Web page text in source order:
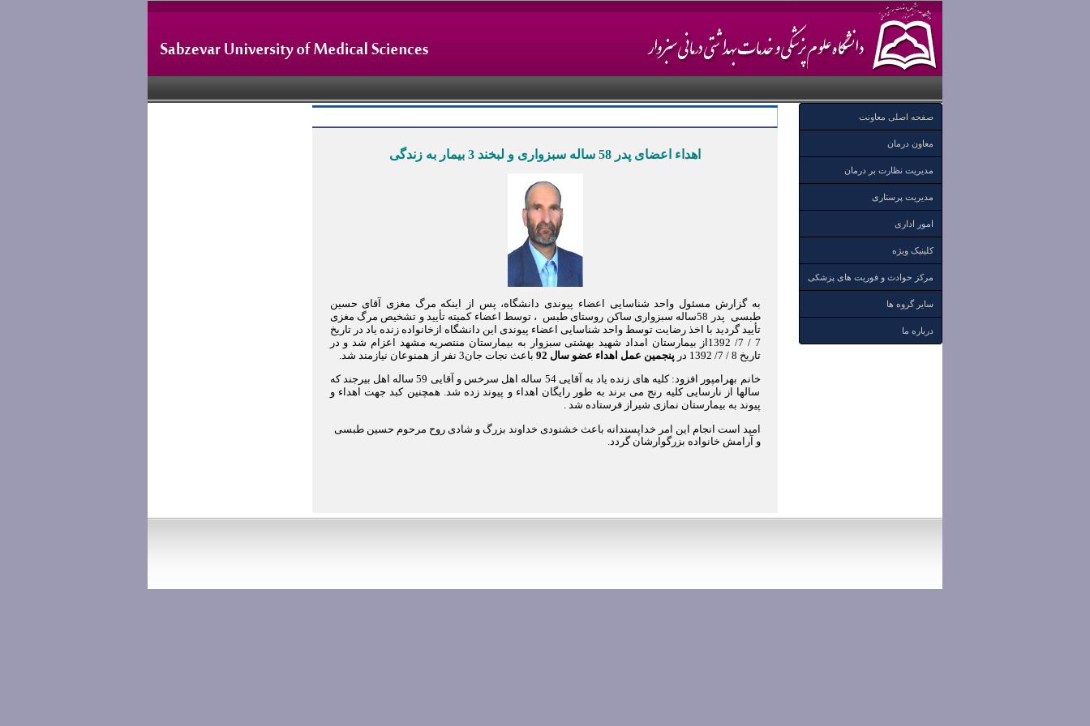
صفحه اصلی معاونت
معاون درمان
مدیریت نظارت بر درمان
مدیریت پرستاری
امور اداری
کلینیک ویژه
مرکز حوادث و فوریت های پزشکی
سایر گروه ها
درباره ما
اهداء اعضای پدر 58 ساله سبزواری و لبخند 3 بیمار به زندگی
به گزارش مسئول واحد شناسایی اعضاء پیوندی دانشگاه، پس از اینکه مرگ مغزی آقای حسین
طبسی پدر 58ساله سبزواری ساکن روستای طبس ، توسط اعضاء کمیته تأیید و تشخیص مرگ مغزی
تأیید گردید با اخذ رضایت توسط واحد شناسایی اعضاء پیوندی این دانشگاه ازخانواده زنده یاد در تاریخ
7 / 7/ 1392از بیمارستان امداد شهید بهشتی سبزوار به بیمارستان منتصریه مشهد اعزام شد و در
تاریخ 8 / 7/ 1392 در
پنجمین عمل اهداء عضو سال 92
باعث نجات جان3 نفر از همنوعان نیازمند شد.
خانم بهرامپور افزود: کلیه های زنده یاد به آقایی 54 ساله اهل سرخس و آقایی 59 ساله اهل بیرجند که
سالها از نارسایی کلیه رنج می برند به طور رایگان اهداء و پیوند زده شد. همچنین کبد جهت اهداء و
پیوند به بیمارستان نمازی شیراز فرستاده شد .
امید است انجام این امر خداپسندانه باعث خشنودی خداوند بزرگ و شادی روح مرحوم حسین طبسی
و آرامش خانواده بزرگوارشان گردد.